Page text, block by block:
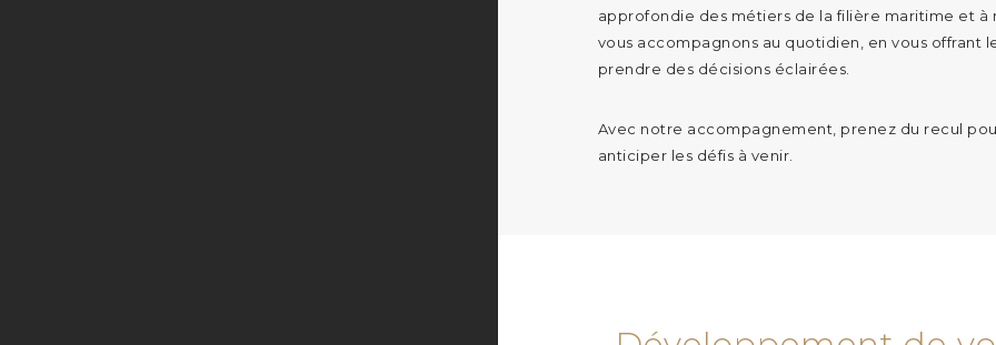
approfondie des métiers de la filière maritime et à
vous accompagnons au quotidien, en vous offrant
prendre des décisions éclairées.
Avec notre accompagnement, prenez du recul
anticiper les défis à venir.